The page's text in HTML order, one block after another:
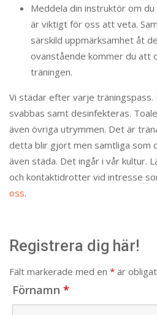
Meddela din instruktör om
är viktigt för oss att veta.
särskild uppmärksamhet åt
ovanstående kommer du att
träningen.
Vi städar efter varje träningspass.
svabbas samt desinfekteras.
även övriga utrymmen. Det är
detta blir gjort men samtliga som
även städa. Det ingår i vår kultur.
och kontaktidrotter vid intresse
oss.
Registrera dig här!
Fält markerade med en * är
Förnamn *